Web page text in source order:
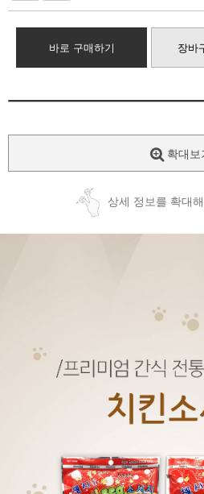
바로 구매하기 장바
확대보
상세 정보를 확대